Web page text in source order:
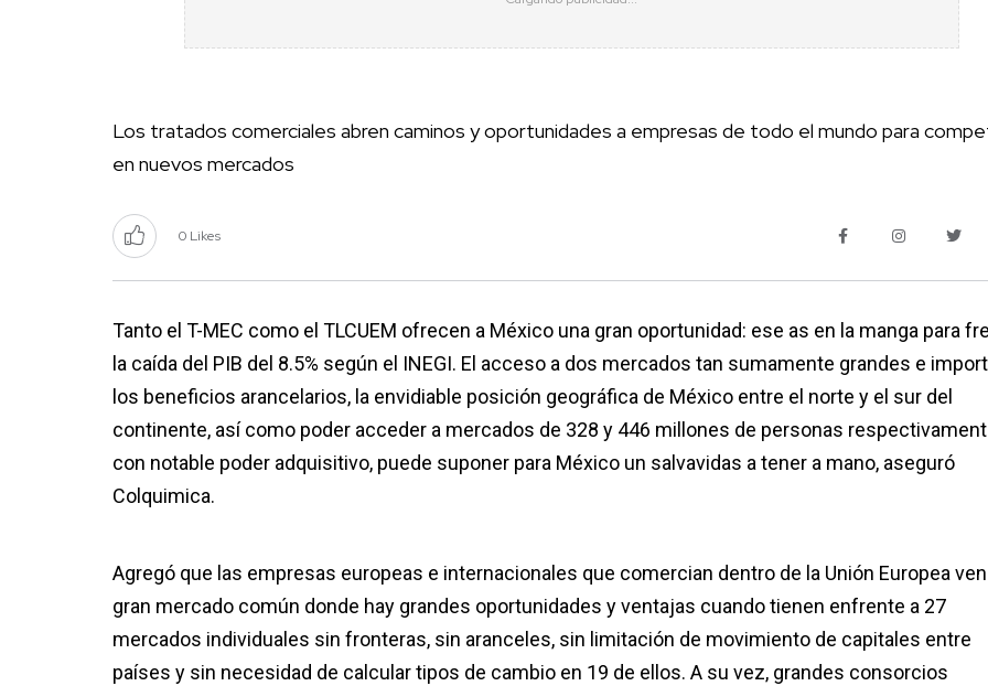
Los tratados comerciales abren caminos y oportunidades a empresas de todo el mundo para
en nuevos mercados
0 Likes
Tanto el T-MEC como el TLCUEM ofrecen a México una gran oportunidad: ese as en la manga para
la caída del PIB del 8.5% según el INEGI. El acceso a dos mercados tan sumamente grandes e
los beneficios arancelarios, la envidiable posición geográfica de México entre el norte y el sur del
continente, así como poder acceder a mercados de 328 y 446 millones de personas
con notable poder adquisitivo, puede suponer para México un salvavidas a tener a mano, aseguró
Colquimica.
Agregó que las empresas europeas e internacionales que comercian dentro de la Unión Europea
gran mercado común donde hay grandes oportunidades y ventajas cuando tienen enfrente a 27
mercados individuales sin fronteras, sin aranceles, sin limitación de movimiento de capitales entre
países y sin necesidad de calcular tipos de cambio en 19 de ellos. A su vez, grandes consorcios